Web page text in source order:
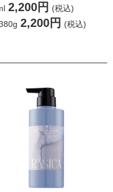
2,200円 (税込)
2,200円 (税込)